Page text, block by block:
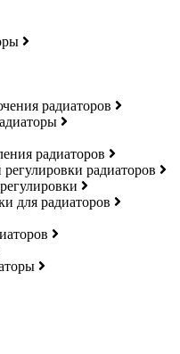
радиаторов
радиаторов
радиаторов
для радиаторов